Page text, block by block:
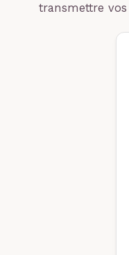
transmettre